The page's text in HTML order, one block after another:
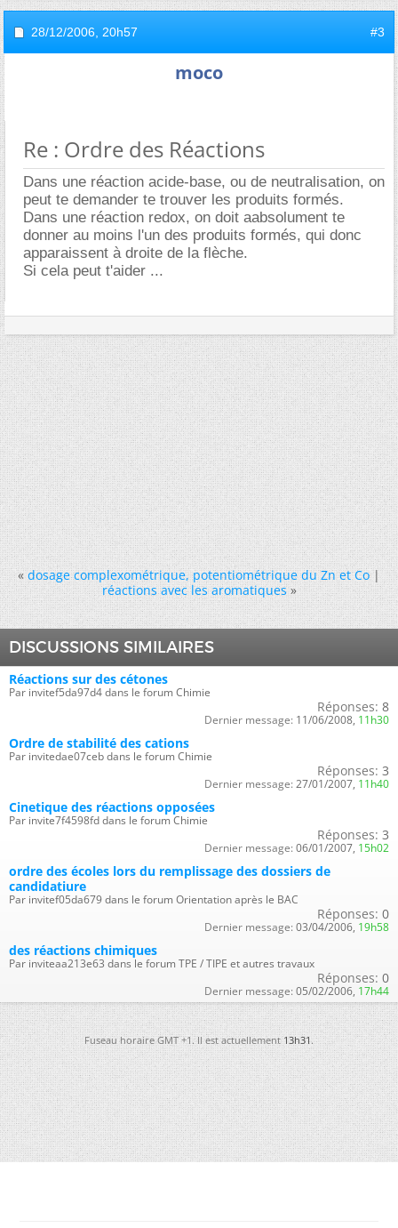
28/12/2006, 20h57 #3
moco
Re : Ordre des Réactions
Dans une réaction acide-base, ou de neutralisation, on
peut te demander te trouver les produits formés.
Dans une réaction redox, on doit aabsolument te
donner au moins l'un des produits formés, qui donc
apparaissent à droite de la flèche.
Si cela peut t'aider ...
« dosage complexométrique, potentiométrique du Zn et Co|
réactions avec les aromatiques »
DISCUSSIONS SIMILAIRES
Réactions sur des cétones
Par invitef5da97d4 dans le forum Chimie
Réponses: 8
Dernier message: 11/06/2008, 11h30
Ordre de stabilité des cations
Par invitedae07ceb dans le forum Chimie
Réponses: 3
Dernier message: 27/01/2007, 11h40
Cinetique des réactions opposées
Par invite7f4598fd dans le forum Chimie
Réponses: 3
Dernier message: 06/01/2007, 15h02
ordre des écoles lors du remplissage des dossiers de
candidatiure
Par invitef05da679 dans le forum Orientation après le BAC
Réponses: 0
Dernier message: 03/04/2006, 19h58
des réactions chimiques
Par inviteaa213e63 dans le forum TPE / TIPE et autres travaux
Réponses: 0
Dernier message: 05/02/2006, 17h44
Fuseau horaire GMT +1. Il est actuellement13h31.